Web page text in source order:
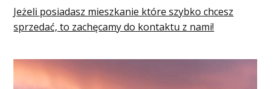
Jeżeli posiadasz mieszkanie które szybko chcesz
sprzedać, to zachęcamy do kontaktu z nami!